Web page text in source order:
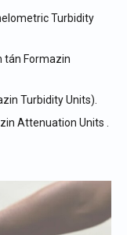
Turbidity
tán Formazin
Turbidity Units).
Attenuation Units .